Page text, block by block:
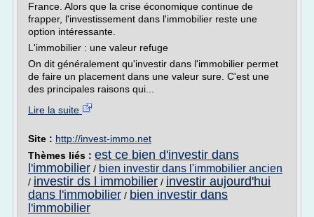
France. Alors que la crise économique continue de
frapper, l'investissement dans l'immobilier reste une
option intéressante.
L'immobilier : une valeur refuge
On dit généralement qu'investir dans l'immobilier permet
de faire un placement dans une valeur sure. C'est une
des principales raisons qui...
Lire la suite
Site : http://invest-immo.net
Thèmes liés : est ce bien d'investir dans
l'immobilier / bien investir dans l'immobilier ancien
/ investir ds l immobilier / investir aujourd'hui
dans l'immobilier / bien investir dans
l'immobilier